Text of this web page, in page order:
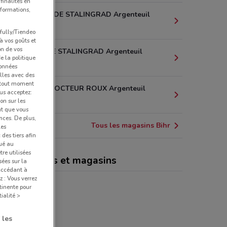
23 AVENUE DE STALINGRAD Argenteuil
135 AVENUE STALINGRAD Argenteuil
1.7 km
2 RUE DU DOCTEUR ROUX Argenteuil
1.7 km
Tous les magasins Bihr
promotions et magasins
Tiendeo
vos goûts et
de vos
la politique
avec des
moment
acceptez:
sur les
que vous
De plus,
tiers afin
au
utilisées
sur la
à
Vous verrez
pour
>
les